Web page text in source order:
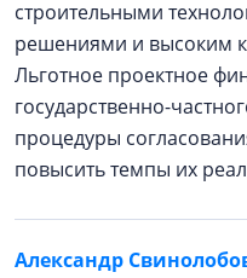
строительными
решениями и высоким
Льготное проектное
государственно-
процедуры
повысить темпы их
Александр